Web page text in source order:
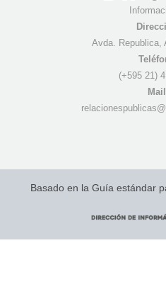
Avda. Republica,
(+595 21) 4
r
Basado en la Guía estándar